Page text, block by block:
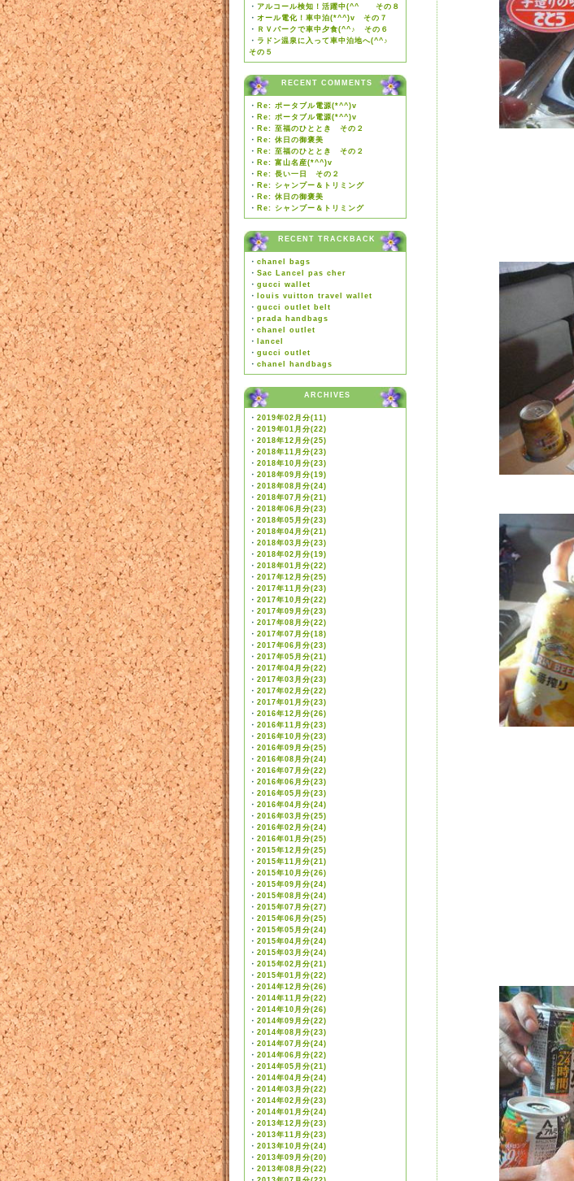
・ アルコール検知！活躍中(^^ゞ その８
・ オール電化！車中泊(*^^)v その７
・ ＲＶパークで車中夕食(^^♪ その６
・ ラドン温泉に入って車中泊地へ(^^♪
その５
RECENT COMMENTS
・ Re: ポータブル電源(*^^)v
・ Re: ポータブル電源(*^^)v
・ Re: 至福のひととき その２
・ Re: 休日の御褒美
・ Re: 至福のひととき その２
・ Re: 富山名産(*^^)v
・ Re: 長い一日 その２
・ Re: シャンプー＆トリミング
・ Re: 休日の御褒美
・ Re: シャンプー＆トリミング
RECENT TRACKBACK
・ chanel bags
・ Sac Lancel pas cher
・ gucci wallet
・
louis vuitton travel wallet
・ gucci outlet belt
・ prada handbags
・ chanel outlet
・
lancel
・ gucci outlet
・ chanel handbags
ARCHIVES
・ 2019年02月分(11)
・ 2019年01月分(22)
・ 2018年12月分(25)
・ 2018年11月分(23)
・ 2018年10月分(23)
・ 2018年09月分(19)
・ 2018年08月分(24)
・ 2018年07月分(21)
・ 2018年06月分(23)
・ 2018年05月分(23)
・ 2018年04月分(21)
・ 2018年03月分(23)
・ 2018年02月分(19)
・ 2018年01月分(22)
・ 2017年12月分(25)
・ 2017年11月分(23)
・ 2017年10月分(22)
・ 2017年09月分(23)
・ 2017年08月分(22)
・ 2017年07月分(18)
・ 2017年06月分(23)
・ 2017年05月分(21)
・ 2017年04月分(22)
・ 2017年03月分(23)
・ 2017年02月分(22)
・ 2017年01月分(23)
・ 2016年12月分(26)
・ 2016年11月分(23)
・ 2016年10月分(23)
・ 2016年09月分(25)
・ 2016年08月分(24)
・ 2016年07月分(22)
・ 2016年06月分(23)
・ 2016年05月分(23)
・ 2016年04月分(24)
・ 2016年03月分(25)
・ 2016年02月分(24)
・ 2016年01月分(25)
・ 2015年12月分(25)
・ 2015年11月分(21)
・ 2015年10月分(26)
・ 2015年09月分(24)
・ 2015年08月分(24)
・ 2015年07月分(27)
・ 2015年06月分(25)
・ 2015年05月分(24)
・ 2015年04月分(24)
・ 2015年03月分(24)
・ 2015年02月分(21)
・ 2015年01月分(22)
・ 2014年12月分(26)
・ 2014年11月分(22)
・ 2014年10月分(26)
・ 2014年09月分(22)
・ 2014年08月分(23)
・ 2014年07月分(24)
・ 2014年06月分(22)
・ 2014年05月分(21)
・ 2014年04月分(24)
・ 2014年03月分(22)
・ 2014年02月分(23)
・ 2014年01月分(24)
・ 2013年12月分(23)
・ 2013年11月分(23)
・ 2013年10月分(24)
・ 2013年09月分(20)
・ 2013年08月分(22)